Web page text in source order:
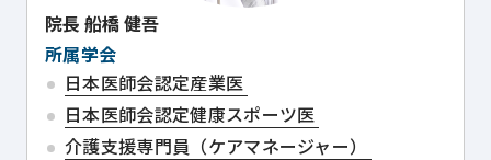
院長 船橋 健吾
所属学会
日本医師会認定産業医
日本医師会認定健康スポーツ医
介護支援専門員（ケアマネージャー）